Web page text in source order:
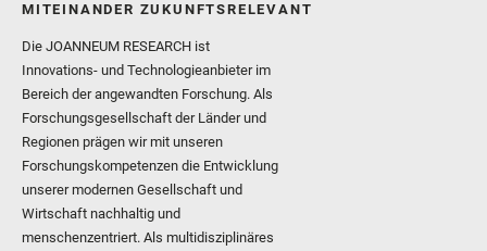
MITEINANDER ZUKUNFTSRELEVANT
Die JOANNEUM RESEARCH ist
Innovations- und Technologieanbieter im
Bereich der angewandten Forschung. Als
Forschungsgesellschaft der Länder und
Regionen prägen wir mit unseren
Forschungskompetenzen die Entwicklung
unserer modernen Gesellschaft und
Wirtschaft nachhaltig und
menschenzentriert. Als multidisziplinäres